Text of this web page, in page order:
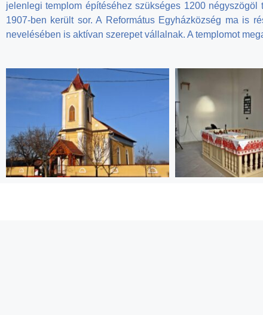
jelenlegi templom építéséhez szükséges 1200
1907-ben került sor. A Református Egyházközség ma is
nevelésében is aktívan szerepet vállalnak. A templomot